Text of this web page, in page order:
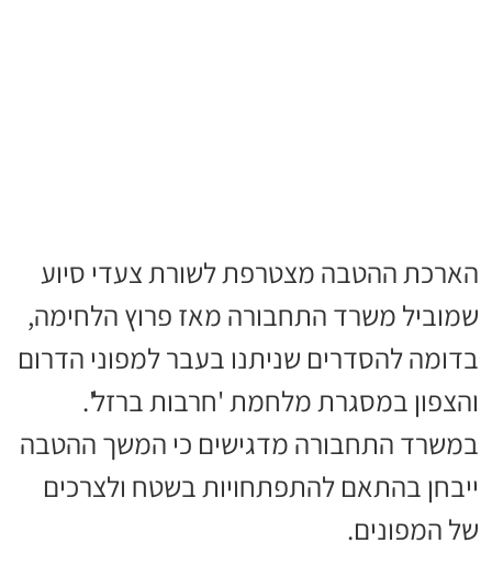
הארכת ההטבה מצטרפת לשורת צעדי סיוע
שמוביל משרד התחבורה מאז פרוץ הלחימה,
בדומה להסדרים שניתנו בעבר למפוני הדרום
והצפון במסגרת מלחמת 'חרבות ברזל'.
במשרד התחבורה מדגישים כי המשך ההטבה
ייבחן בהתאם להתפתחויות בשטח ולצרכים
של המפונים.